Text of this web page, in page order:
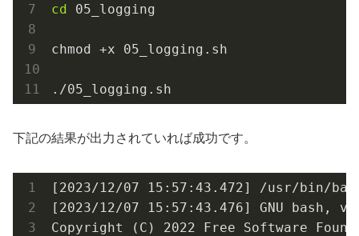
cd 05_logging
chmod +x 05_logging.sh
./05_logging.sh
下記の結果が出力されていれば成功です。
[2023/12/07 15:57:43.472] /usr/bin/
[2023/12/07 15:57:43.476] GNU bash,
Copyright (C) 2022 Free Software